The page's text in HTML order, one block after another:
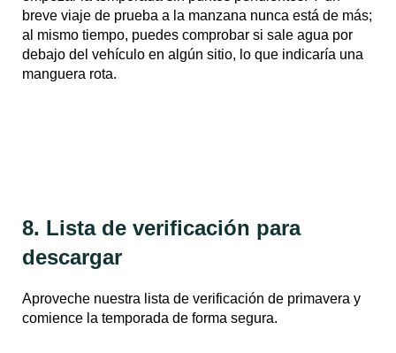
breve viaje de prueba a la manzana nunca está de más;
al mismo tiempo, puedes comprobar si sale agua por
debajo del vehículo en algún sitio, lo que indicaría una
manguera rota.
8. Lista de verificación para
descargar
Aproveche nuestra lista de verificación de primavera y
comience la temporada de forma segura.